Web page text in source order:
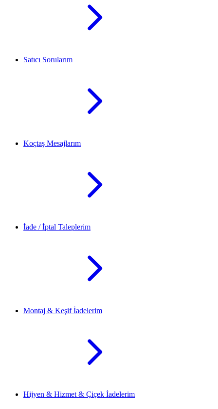
Satıcı Sorularım
Koçtaş Mesajlarım
İade / İptal Taleplerim
Montaj & Keşif İadelerim
Hijyen & Hizmet & Çiçek İadelerim